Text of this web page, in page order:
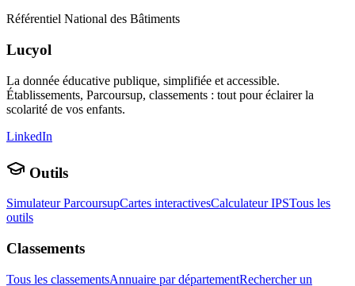
Référentiel National des Bâtiments
Lucyol
La donnée éducative publique, simplifiée et accessible.
Établissements, Parcoursup, classements : tout pour éclairer la
scolarité de vos enfants.
LinkedIn
Outils
Simulateur ParcoursupCartes interactivesCalculateur IPSTous les
outils
Classements
Tous les classementsAnnuaire par départementRechercher un